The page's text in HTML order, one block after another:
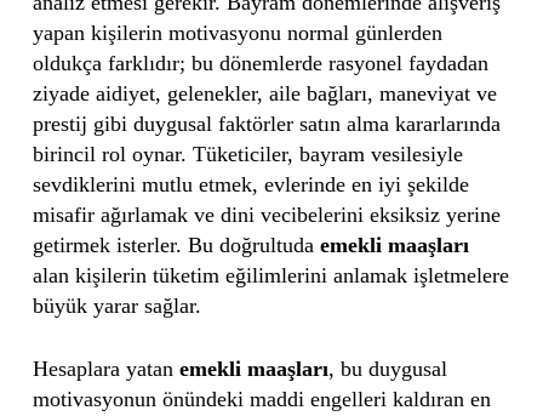
yapan kişilerin motivasyonu normal günlerden
oldukça farklıdır; bu dönemlerde rasyonel faydadan
ziyade aidiyet, gelenekler, aile bağları, maneviyat ve
prestij gibi duygusal faktörler satın alma kararlarında
birincil rol oynar. Tüketiciler, bayram vesilesiyle
sevdiklerini mutlu etmek, evlerinde en iyi şekilde
misafir ağırlamak ve dini vecibelerini eksiksiz yerine
getirmek isterler. Bu doğrultuda emekli maaşları
alan kişilerin tüketim eğilimlerini anlamak işletmelere
büyük yarar sağlar.
Hesaplara yatan emekli maaşları, bu duygusal
motivasyonun önündeki maddi engelleri kaldıran en